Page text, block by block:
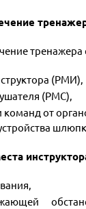
тренажера
(РМИ),
(РМС),
от